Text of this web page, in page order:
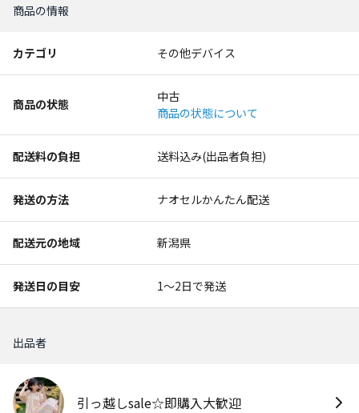
商品の情報
カテゴリ その他デバイス
商品の状態
中古
商品の状態について
配送料の負担 送料込み(出品者負担)
発送の方法 ナオセルかんたん配送
配送元の地域 新潟県
発送日の目安 1〜2日で発送
出品者
引っ越しsale☆即購入大歓迎